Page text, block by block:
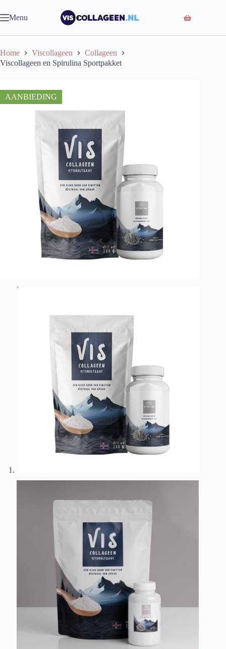
naar
de
Viscollageen en Spirulina Sportpakket IN WINKELMAND
Menu
Home Viscollageen
Collageen
Viscollageen en Spirulina Sportpakket
AANBIEDING